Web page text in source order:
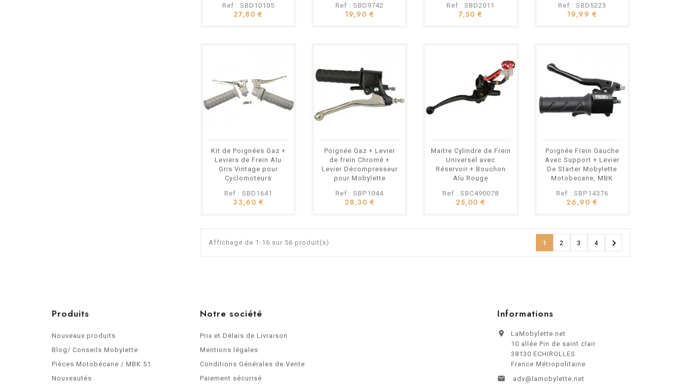
Ref : SBD10105
27,80 €
Ref : SBD9742
19,90 €
Ref : SBD2011
7,50 €
Ref : SBD5223
19,99 €
Kit de Poignées Gaz +
Leviers de Frein Alu
Gris Vintage pour
Cyclomoteurs
Ref : SBD1641
33,60 €
Poignée Gaz + Levier
de frein Chromé +
Levier Décompresseur
pour Mobylette
Ref : SBP1044
28,30 €
Maitre Cylindre de Frein
Universel avec
Réservoir + Bouchon
Alu Rouge
Ref : SBC490078
25,00 €
Poignée Frein Gauche
Avec Support + Levier
De Starter Mobylette
Motobecane, MBK
Ref : SBP14376
26,90 €
Affichage de 1-16 sur 56 produit(s) 1 2 3 4 
Produits
Nouveaux produits
Blog/ Conseils Mobylette
Pièces Motobécane / MBK 51
Nouveautés
Notre société
Prix et Délais de Livraison
Mentions légales
Conditions Générales de Vente
Paiement sécurisé
Informations

LaMobylette.net
10 allée Pin de saint clair
38130 ECHIROLLES
France Métropolitaine
 adv@lamobylette.net